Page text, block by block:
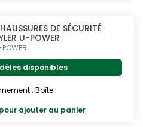
DE SÉCURITÉ
U-POWER
disponibles
: Boîte
pour ajouter au panier